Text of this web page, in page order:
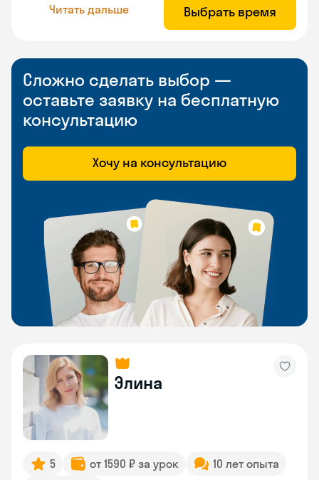
Читать дальше Выбрать время
Сложно сделать выбор —
оставьте заявку на бесплатную
консультацию
Хочу на консультацию
Элина
5 от 1590 ₽ за урок
10 лет опыта